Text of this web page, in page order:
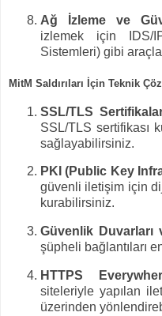
Ağ İzleme ve
izlemek için IDS/
Sistemleri) gibi
MitM Saldırıları İçin Teknik
SSL/TLS
SSL/TLS sertifikası
sağlayabilirsiniz.
PKI (Public Key
güvenli iletişim için
kurabilirsiniz.
Güvenlik
şüpheli bağlantıları
HTTPS
siteleriyle yapılan
üzerinden